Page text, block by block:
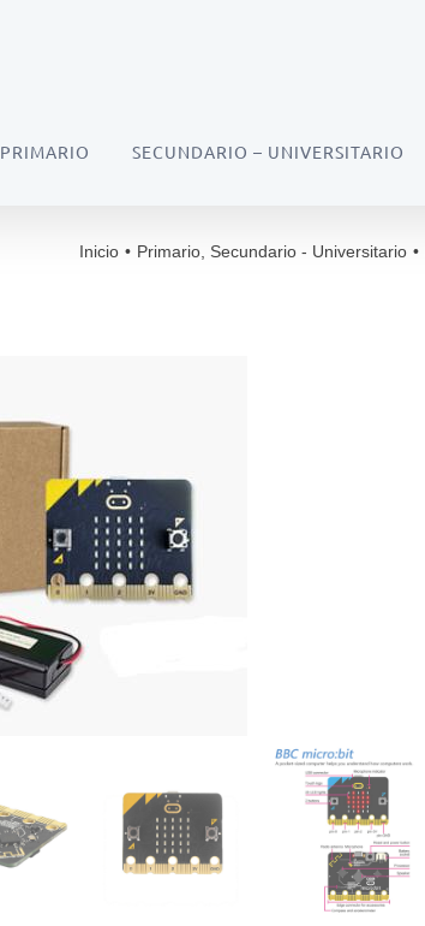
PRIMARIO SECUNDARIO – UNIVERSITARIO
Inicio • Primario Secundario - Universitario •